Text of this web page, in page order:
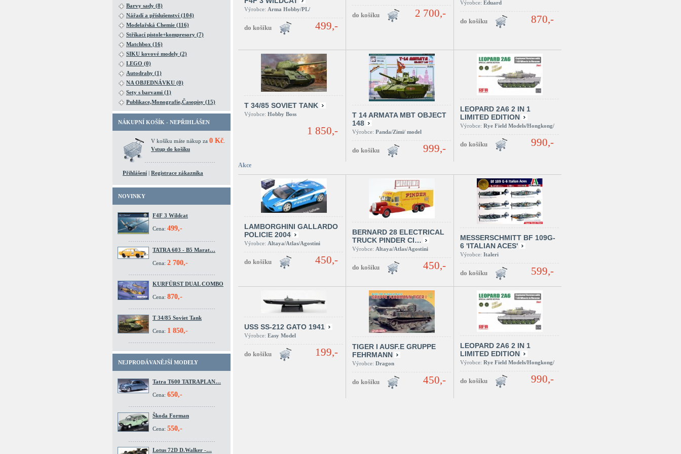
Barvy sady (8)
Nářadí a příslušenství (104)
Modelařská Chemie (116)
Stříkací pistole+kompresory (7)
Matchbox (16)
SIKU kovové modely (2)
LEGO (0)
Autodrahy (1)
NA OBJEDNÁVKU (0)
Sety s barvami (1)
Publikace,Monografie,Časopisy (15)
NÁKUPNÍ KOŠÍK - NEPŘIHLÁŠEN
V košíku máte nákup za 0 Kč
Vstup do košíku
Přihlášení | Registrace zákazníka
NOVINKY
F4F 3 Wildcat
Cena: 499,-
TATRA 603 - B5 Marat…
Cena: 2 700,-
KURFÜRST DUAL COMBO
Cena: 870,-
T 34/85 Soviet Tank
Cena: 1 850,-
NEJPRODÁVANĚJŠÍ MODELY
Tatra T600 TATRAPLAN…
Cena: 650,-
Škoda Forman
Cena: 550,-
Lotus 72D D.Walker -…
Výrobce: Arma Hobby/PL/
499,-
2 700,-
Výrobce: Eduard
870,-
T 34/85 SOVIET TANK
Výrobce: Hobby Boss
1 850,-
T 14 ARMATA MBT OBJECT
148
Výrobce: Panda/Zimi/ model
999,-
LEOPARD 2A6 2 IN 1
LIMITED EDITION
Výrobce: Rye Field Models/Hongkong/
990,-
Akce
LAMBORGHINI GALLARDO
POLICIE 2004
Výrobce: Altaya/Atlas/Agostini
450,-
BERNARD 28 ELECTRICAL
TRUCK PINDER CI…
Výrobce: Altaya/Atlas/Agostini
450,-
MESSERSCHMITT BF 109G-
6 'ITALIAN ACES'
Výrobce: Italeri
599,-
USS SS-212 GATO 1941
Výrobce: Easy Model
199,-
TIGER I AUSF.E GRUPPE
FEHRMANN
Výrobce: Dragon
450,-
LEOPARD 2A6 2 IN 1
LIMITED EDITION
Výrobce: Rye Field Models/Hongkong/
990,-